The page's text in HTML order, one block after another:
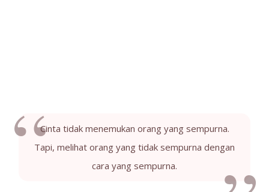
Cinta tidak menemukan orang yang sempurna.
Tapi, melihat orang yang tidak sempurna dengan
cara yang sempurna.